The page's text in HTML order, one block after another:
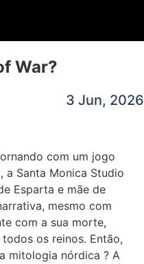
War?
3 Jun, 2026
com um jogo
a Santa Monica Studio
Esparta e mãe de
mesmo com
com a sua morte,
os reinos. Então,
mitologia nórdica ? A